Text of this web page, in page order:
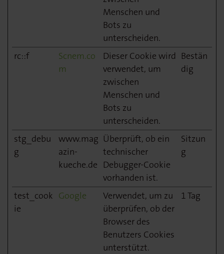
Menschen und
Bots zu
unterscheiden.
rc::f
Scnem.co
m
Dieser Cookie wird
verwendet, um
zwischen
Menschen und
Bots zu
unterscheiden.
Bestän
dig
stg_debu
g
www.mag
azin-
kueche.de
Überprüft, ob ein
technischer
Debugger-Cookie
vorhanden ist.
Sitzun
g
test_cook
ie
Google
Verwendet, um zu
überprüfen, ob der
Browser des
Benutzers Cookies
unterstützt.
1 Tag